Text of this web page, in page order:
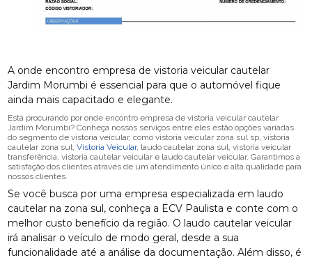
A onde encontro empresa de vistoria veicular cautelar
Jardim Morumbi é essencial para que o automóvel fique
ainda mais capacitado e elegante.
Está procurando por onde encontro empresa de vistoria veicular cautelar
Jardim Morumbi? Conheça nossos serviços entre eles estão opções variadas
do segmento de vistoria veicular, como vistoria veicular zona sul sp, vistoria
cautelar zona sul,Vistoria Veicular, laudo cautelar zona sul, vistoria veicular
transferência, vistoria cautelar veicular e laudo cautelar veicular. Garantimos a
satisfação dos clientes através de um atendimento único e alta qualidade para
nossos clientes.
Se você busca por uma empresa especializada em laudo
cautelar na zona sul, conheça a ECV Paulista e conte com o
melhor custo benefício da região. O laudo cautelar veicular
irá analisar o veículo de modo geral, desde a sua
funcionalidade até a análise da documentação. Além disso, é